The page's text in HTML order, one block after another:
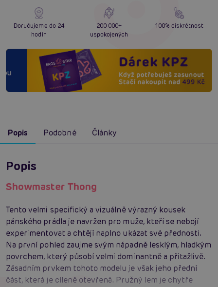
Doručujeme do 24
hodin
200 000+
uspokojených
100% diskrétnost
Popis Podobné Články
Popis
Showmaster Thong
Tento velmi specifický a vizuálně výrazný kousek
pánského prádla je navržen pro muže, kteří se nebojí
experimentovat a chtějí naplno ukázat své přednosti.
Na první pohled zaujme svým nápadně lesklým, hladkým
povrchem, který působí velmi dominantně a přitažlivě.
Zásadním prvkem tohoto modelu je však jeho přední
část, která je cíleně otevřená. Pružný lem je chytře